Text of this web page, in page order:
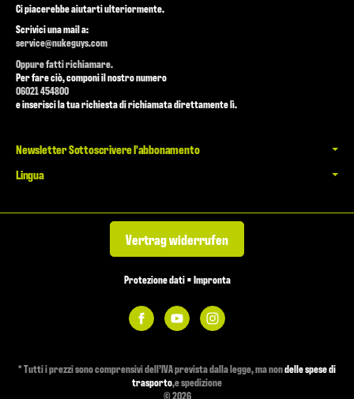
Ci piacerebbe aiutarti ulteriormente.
Scrivici una mail a:
service@nukeguys.com
Oppure fatti richiamare.
Per fare ciò, componi il nostro numero
06021 454800
e inserisci la tua richiesta di richiamata direttamente lì.
Newsletter Sottoscrivere l'abbonamento
Lingua
Vertrag widerrufen
Protezione dati•Impronta
*Tutti i prezzi sono comprensivi dell’IVA prevista dalla legge, ma nondelle spese di
trasporto,e spedizione
© 2026